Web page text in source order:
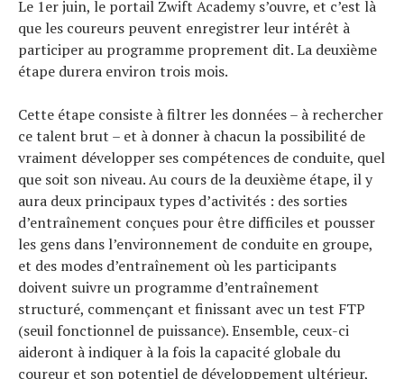
Le 1er juin, le portail Zwift Academy s’ouvre, et c’est là
que les coureurs peuvent enregistrer leur intérêt à
participer au programme proprement dit. La deuxième
étape durera environ trois mois.
Cette étape consiste à filtrer les données – à rechercher
ce talent brut – et à donner à chacun la possibilité de
vraiment développer ses compétences de conduite, quel
que soit son niveau. Au cours de la deuxième étape, il y
aura deux principaux types d’activités : des sorties
d’entraînement conçues pour être difficiles et pousser
les gens dans l’environnement de conduite en groupe,
et des modes d’entraînement où les participants
doivent suivre un programme d’entraînement
structuré, commençant et finissant avec un test FTP
(seuil fonctionnel de puissance). Ensemble, ceux-ci
aideront à indiquer à la fois la capacité globale du
coureur et son potentiel de développement ultérieur,